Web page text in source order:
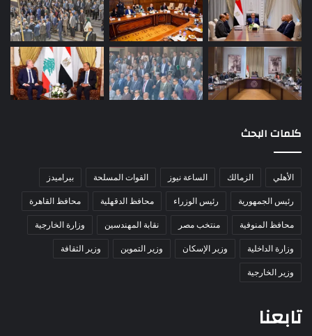
كلمات البحث
الأهلي الزمالك الساعة نيوز القوات المسلحة
بيراميدز
رئيس الجمهورية
رئيس الوزراء محافظ الدقهلية
محافظ القاهرة
محافظ المنوفية
منتخب مصر نقابة المهندسين
وزارة الخارجية
وزارة الداخلية
وزير الإسكان وزير التموين
وزير الثقافة
وزير الخارجية
تابعنا